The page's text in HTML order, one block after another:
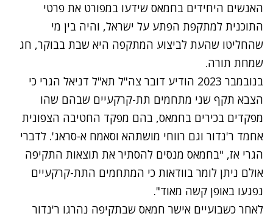
האנשים היחידים בחמאס שידעו במפורט את פרטי
התוכנית למתקפת הפתע על ישראל, והיה בין מי
שהחליטו שהעת לביצוע המתקפה היא שבת בבוקר, חג
שמחת תורה.
בנובמבר 2023 הודיע דובר צה"ל תא"ל דניאל הגרי כי
הצבא תקף שני מתחמים תת-קרקעיים שבהם שהו
מפקדים בכירים בחמאס, בהם מפקד החטיבה הצפונית
אחמד ר'נדור וגם רווחי מושתהא וסאמח א-סראג'. לדברי
הגרי אז, "בחמאס מנסים להסתיר את תוצאות התקיפה
אולם ניתן לומר בוודאות כי המתחמים התת-קרקעיים
נפגעו באופן קשה מאוד".
לאחר כשבועיים אישר חמאס שבתקיפה נהרגו ר'נדור